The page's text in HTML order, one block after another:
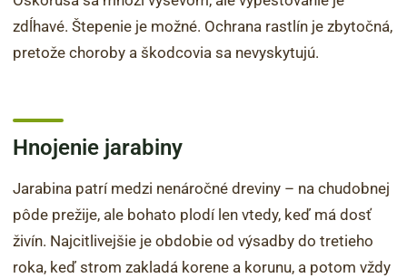
zdĺhavé. Štepenie je možné. Ochrana rastlín je zbytočná,
pretože choroby a škodcovia sa nevyskytujú.
Hnojenie jarabiny
Jarabina patrí medzi nenáročné dreviny – na chudobnej
pôde prežije, ale bohato plodí len vtedy, keď má dosť
živín. Najcitlivejšie je obdobie od výsadby do tretieho
roka, keď strom zakladá korene a korunu, a potom vždy